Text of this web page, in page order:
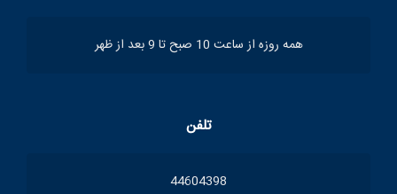
همه روزه از ساعت 10 صبح تا 9 بعد از ظهر
تلفن
44604398